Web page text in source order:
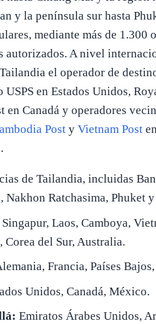
y la península sur hasta
mediante más de 1.300
autorizados. A nivel
el operador de
en Estados Unidos,
en Canadá y operadores
Posty Vietnam Post
de Tailandia, incluidas
Ratchasima, Phuket
Laos, Camboya,
Corea del Sur, Australia.
Francia, Países
Unidos, Canadá, México.
Emiratos Árabes Unidos,